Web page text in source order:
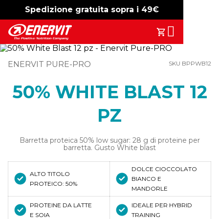
Spedizione gratuita sopra i 49€
-15% free shipping
Il Tuo
Search
ENERVIT PURE-PRO SKU BPPWB12
50% WHITE BLAST 12
PZ
Barretta proteica 50% low sugar: 28 g di proteine per
barretta. Gusto White blast
ALTO TITOLO
PROTEICO: 50%
DOLCE CIOCCOLATO
BIANCO E
MANDORLE
PROTEINE DA LATTE
E SOIA
IDEALE PER HYBRID
TRAINING